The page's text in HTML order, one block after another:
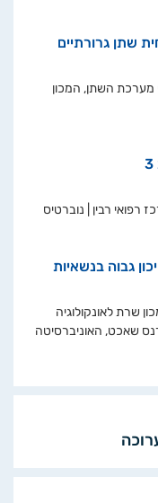
שתן גרורתיים
מערכת השתן, המכון
רפואי רבין | נוברטיס
גבוה בנשאיות
שרת לאונקולוגיה
שאכט, האוניברסיטה